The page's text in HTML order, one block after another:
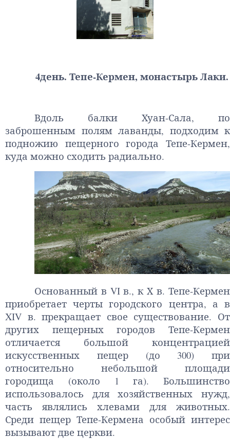
4день. Тепе-Кермен, монастырь Лаки.
Вдоль балки Хуан-Сала, по
заброшенным полям лаванды, подходим к
подножию пещерного города Тепе-Кермен,
куда можно сходить радиально.
Основанный в VI в., к Х в. Тепе-Кермен
приобретает черты городского центра, а в
XIV в. прекращает свое существование. От
других пещерных городов Тепе-Кермен
отличается большой концентрацией
искусственных пещер (до 300) при
относительно небольшой площади
городища (около 1 га). Большинство
использовалось для хозяйственных нужд,
часть являлись хлевами для животных.
Среди пещер Тепе-Кермена особый интерес
вызывают две церкви.